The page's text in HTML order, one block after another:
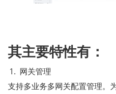
其主要特性有：
网关管理
支持多业务多网关配置管理。